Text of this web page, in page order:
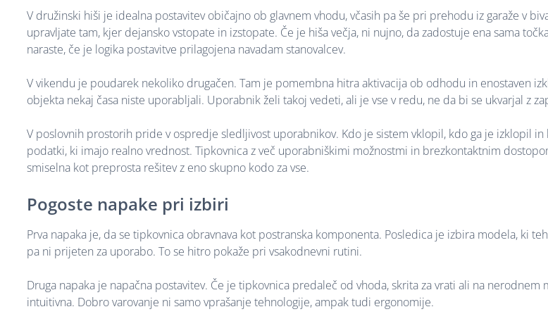
V družinski hiši je idealna postavitev običajno ob glavnem vhodu, včasih pa še pri prehodu iz garaže v
upravljate tam, kjer dejansko vstopate in izstopate. Če je hiša večja, ni nujno, da zadostuje ena sama
naraste, če je logika postavitve prilagojena navadam stanovalcev.
V vikendu je poudarek nekoliko drugačen. Tam je pomembna hitra aktivacija ob odhodu in enostaven
objekta nekaj časa niste uporabljali. Uporabnik želi takoj vedeti, ali je vse v redu, ne da bi se ukvarjal z
V poslovnih prostorih pride v ospredje sledljivost uporabnikov. Kdo je sistem vklopil, kdo ga je izklopil in
podatki, ki imajo realno vrednost. Tipkovnica z več uporabniškimi možnostmi in brezkontaktnim
smiselna kot preprosta rešitev z eno skupno kodo za vse.
Pogoste napake pri izbiri
Prva napaka je, da se tipkovnica obravnava kot postranska komponenta. Posledica je izbira modela, ki
pa ni prijeten za uporabo. To se hitro pokaže pri vsakodnevni rutini.
Druga napaka je napačna postavitev. Če je tipkovnica predaleč od vhoda, skrita za vrati ali na nerodnem
intuitivna. Dobro varovanje ni samo vprašanje tehnologije, ampak tudi ergonomije.